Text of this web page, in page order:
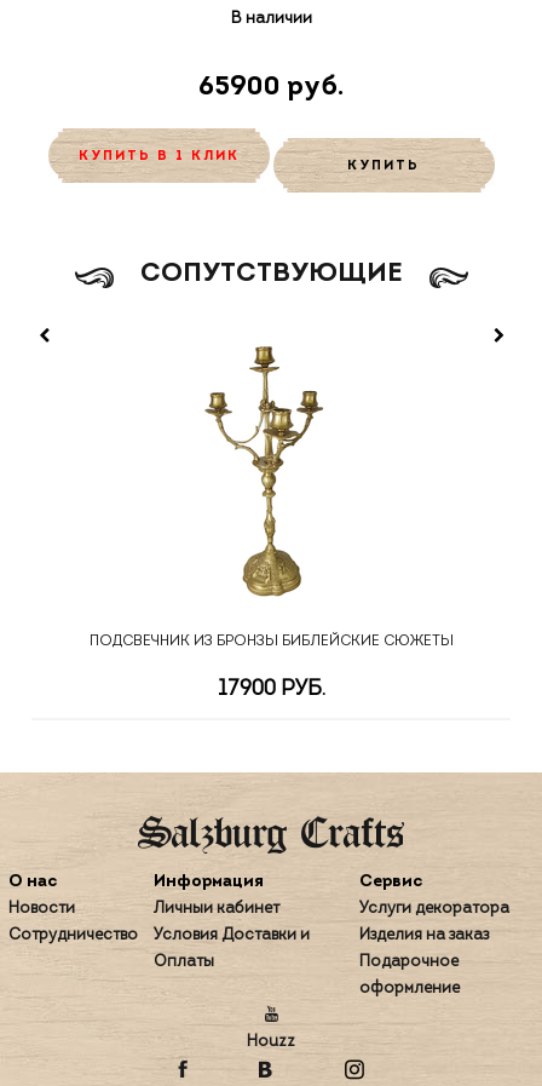
В наличии
65900 руб.
КУПИТЬ В 1 КЛИК
КУПИТЬ
CОПУТСТВУЮЩИЕ
ПОДСВЕЧНИК ИЗ БРОНЗЫ БИБЛЕЙСКИЕ СЮЖЕТЫ
17900 РУБ.
О нас
Новости
Сотрудничество
Информация
Личный кабинет
Условия Доставки и
Оплаты
Сервис
Услуги декоратора
Изделия на заказ
Подарочное
оформление
Houzz